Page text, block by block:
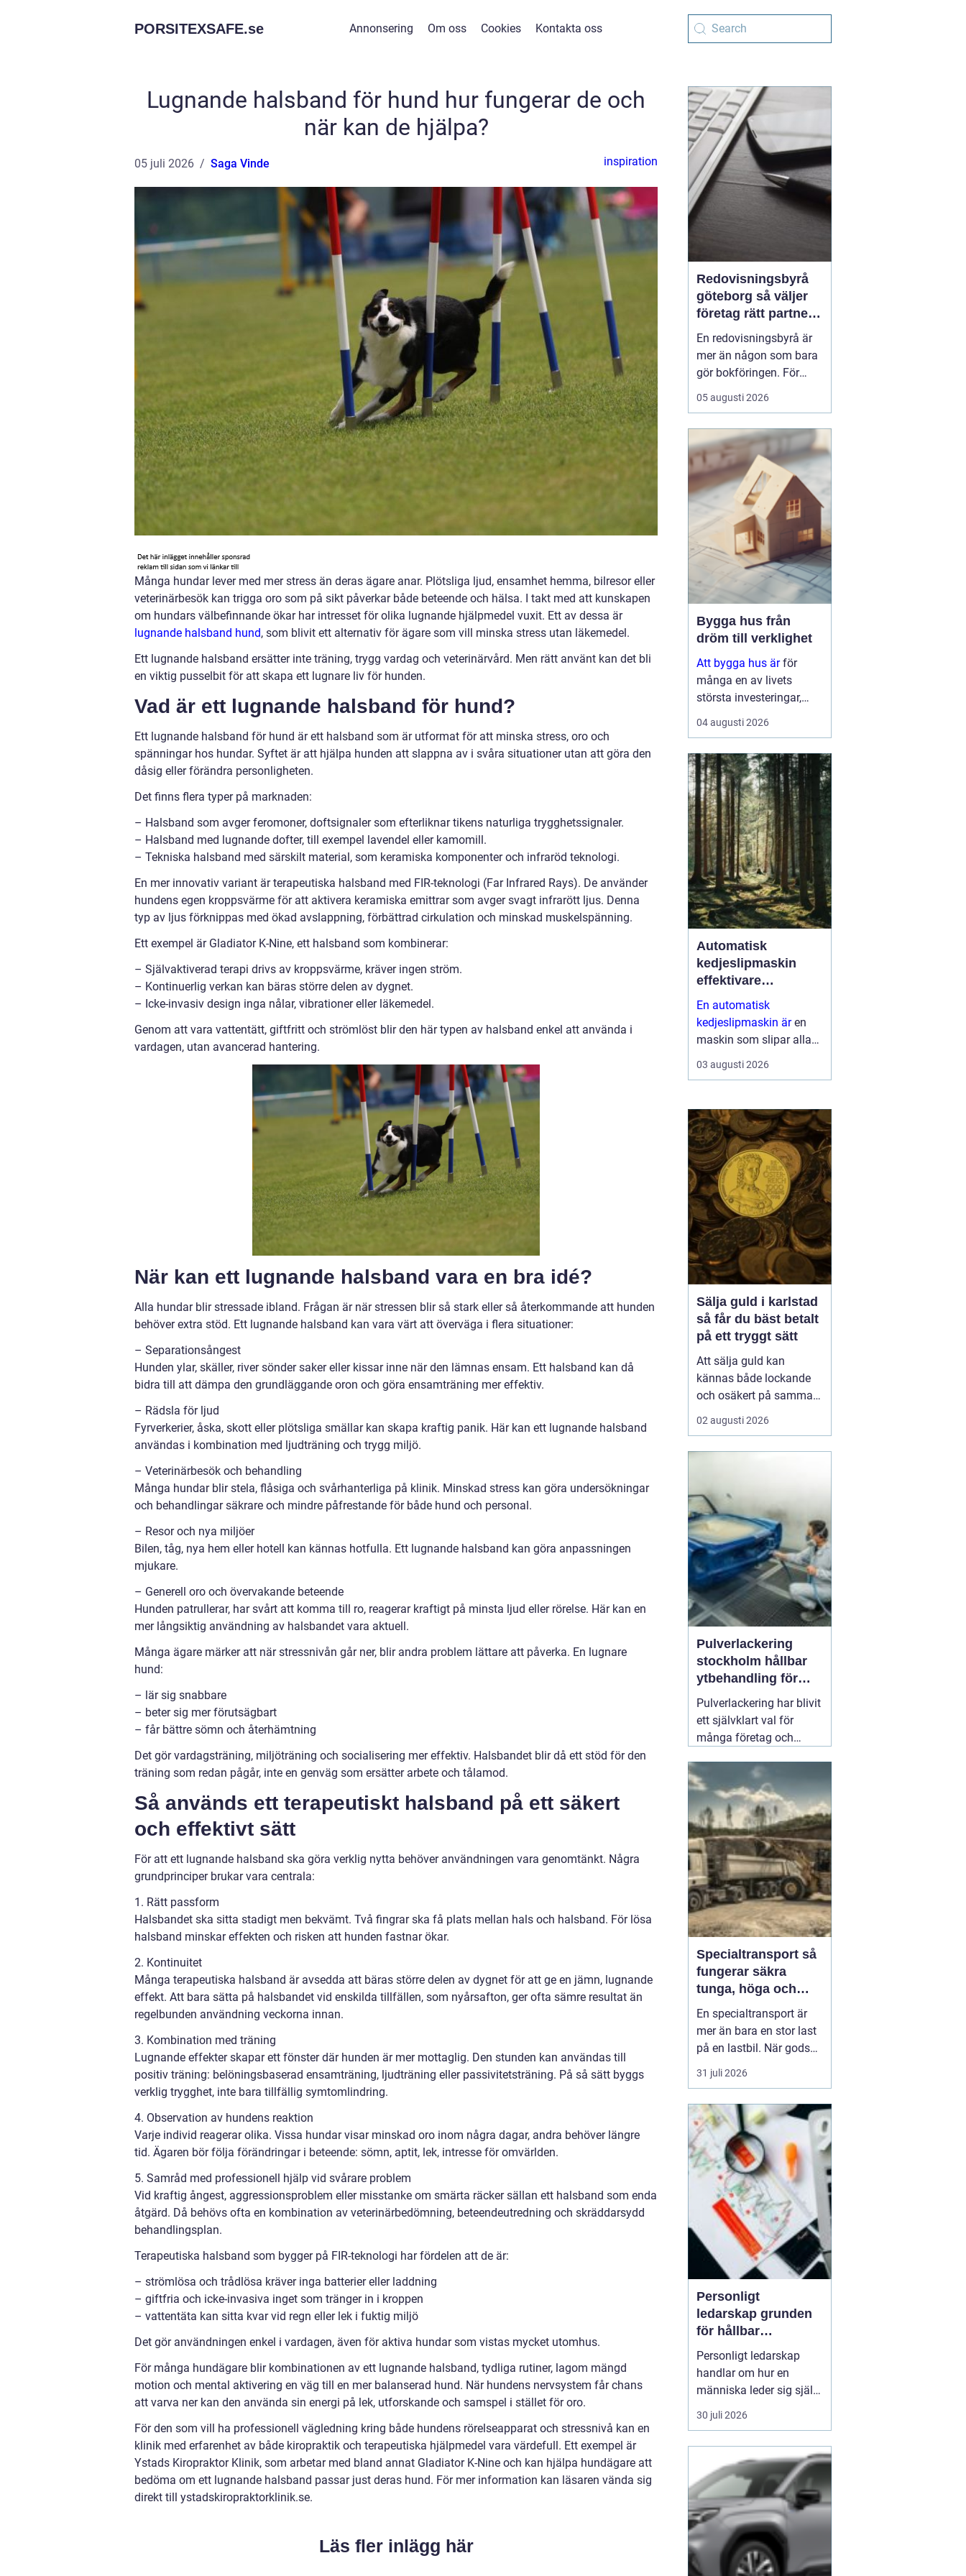
PORSITEXSAFE.se Annonsering Om oss Cookies Kontakta oss
Lugnande halsband för hund hur fungerar de och
när kan de hjälpa?
05 juli 2026 Saga Vinde inspiration
Många hundar lever med mer stress än deras ägare anar. Plötsliga ljud, ensamhet hemma, bilresor eller
veterinärbesök kan trigga oro som på sikt påverkar både beteende och hälsa. I takt med att kunskapen
om hundars välbefinnande ökar har intresset för olika lugnande hjälpmedel vuxit. Ett av dessa är
lugnande halsband hund, som blivit ett alternativ för ägare som vill minska stress utan läkemedel.
Ett lugnande halsband ersätter inte träning, trygg vardag och veterinärvård. Men rätt använt kan det bli
en viktig pusselbit för att skapa ett lugnare liv för hunden.
Vad är ett lugnande halsband för hund?
Ett lugnande halsband för hund är ett halsband som är utformat för att minska stress, oro och
spänningar hos hundar. Syftet är att hjälpa hunden att slappna av i svåra situationer utan att göra den
dåsig eller förändra personligheten.
Det finns flera typer på marknaden:
– Halsband som avger feromoner, doftsignaler som efterliknar tikens naturliga trygghetssignaler.
– Halsband med lugnande dofter, till exempel lavendel eller kamomill.
– Tekniska halsband med särskilt material, som keramiska komponenter och infraröd teknologi.
En mer innovativ variant är terapeutiska halsband med FIR-teknologi (Far Infrared Rays). De använder
hundens egen kroppsvärme för att aktivera keramiska emittrar som avger svagt infrarött ljus. Denna
typ av ljus förknippas med ökad avslappning, förbättrad cirkulation och minskad muskelspänning.
Ett exempel är Gladiator K-Nine, ett halsband som kombinerar:
– Självaktiverad terapi drivs av kroppsvärme, kräver ingen ström.
– Kontinuerlig verkan kan bäras större delen av dygnet.
– Icke-invasiv design inga nålar, vibrationer eller läkemedel.
Genom att vara vattentätt, giftfritt och strömlöst blir den här typen av halsband enkel att använda i
vardagen, utan avancerad hantering.
När kan ett lugnande halsband vara en bra idé?
Alla hundar blir stressade ibland. Frågan är när stressen blir så stark eller så återkommande att hunden
behöver extra stöd. Ett lugnande halsband kan vara värt att överväga i flera situationer:
– Separationsångest
Hunden ylar, skäller, river sönder saker eller kissar inne när den lämnas ensam. Ett halsband kan då
bidra till att dämpa den grundläggande oron och göra ensamträning mer effektiv.
– Rädsla för ljud
Fyrverkerier, åska, skott eller plötsliga smällar kan skapa kraftig panik. Här kan ett lugnande halsband
användas i kombination med ljudträning och trygg miljö.
– Veterinärbesök och behandling
Många hundar blir stela, flåsiga och svårhanterliga på klinik. Minskad stress kan göra undersökningar
och behandlingar säkrare och mindre påfrestande för både hund och personal.
– Resor och nya miljöer
Bilen, tåg, nya hem eller hotell kan kännas hotfulla. Ett lugnande halsband kan göra anpassningen
mjukare.
– Generell oro och övervakande beteende
Hunden patrullerar, har svårt att komma till ro, reagerar kraftigt på minsta ljud eller rörelse. Här kan en
mer långsiktig användning av halsbandet vara aktuell.
Många ägare märker att när stressnivån går ner, blir andra problem lättare att påverka. En lugnare
hund:
– lär sig snabbare
– beter sig mer förutsägbart
– får bättre sömn och återhämtning
Det gör vardagsträning, miljöträning och socialisering mer effektiv. Halsbandet blir då ett stöd för den
träning som redan pågår, inte en genväg som ersätter arbete och tålamod.
Så används ett terapeutiskt halsband på ett säkert
och effektivt sätt
För att ett lugnande halsband ska göra verklig nytta behöver användningen vara genomtänkt. Några
grundprinciper brukar vara centrala:
1. Rätt passform
Halsbandet ska sitta stadigt men bekvämt. Två fingrar ska få plats mellan hals och halsband. För lösa
halsband minskar effekten och risken att hunden fastnar ökar.
2. Kontinuitet
Många terapeutiska halsband är avsedda att bäras större delen av dygnet för att ge en jämn, lugnande
effekt. Att bara sätta på halsbandet vid enskilda tillfällen, som nyårsafton, ger ofta sämre resultat än
regelbunden användning veckorna innan.
3. Kombination med träning
Lugnande effekter skapar ett fönster där hunden är mer mottaglig. Den stunden kan användas till
positiv träning: belöningsbaserad ensamträning, ljudträning eller passivitetsträning. På så sätt byggs
verklig trygghet, inte bara tillfällig symtomlindring.
4. Observation av hundens reaktion
Varje individ reagerar olika. Vissa hundar visar minskad oro inom några dagar, andra behöver längre
tid. Ägaren bör följa förändringar i beteende: sömn, aptit, lek, intresse för omvärlden.
5. Samråd med professionell hjälp vid svårare problem
Vid kraftig ångest, aggressionsproblem eller misstanke om smärta räcker sällan ett halsband som enda
åtgärd. Då behövs ofta en kombination av veterinärbedömning, beteendeutredning och skräddarsydd
behandlingsplan.
Terapeutiska halsband som bygger på FIR-teknologi har fördelen att de är:
– strömlösa och trådlösa kräver inga batterier eller laddning
– giftfria och icke-invasiva inget som tränger in i kroppen
– vattentäta kan sitta kvar vid regn eller lek i fuktig miljö
Det gör användningen enkel i vardagen, även för aktiva hundar som vistas mycket utomhus.
För många hundägare blir kombinationen av ett lugnande halsband, tydliga rutiner, lagom mängd
motion och mental aktivering en väg till en mer balanserad hund. När hundens nervsystem får chans
att varva ner kan den använda sin energi på lek, utforskande och samspel i stället för oro.
För den som vill ha professionell vägledning kring både hundens rörelseapparat och stressnivå kan en
klinik med erfarenhet av både kiropraktik och terapeutiska hjälpmedel vara värdefull. Ett exempel är
Ystads Kiropraktor Klinik, som arbetar med bland annat Gladiator K-Nine och kan hjälpa hundägare att
bedöma om ett lugnande halsband passar just deras hund. För mer information kan läsaren vända sig
direkt till ystadskiropraktorklinik.se.
Läs fler inlägg här
Redovisningsbyrå
göteborg så väljer
företag rätt partner
för ekonomin
En redovisningsbyrå är
mer än någon som bara
gör bokföringen. För
många företag i
Göteborg blir byrån en
ekonomiavdelning, en
bollplank i vardagen och
ett skydd mot onödiga
risker. När lagar ändras,
bolaget växer eller tiden
inte räcker till, ...
05 augusti 2026
Bygga hus från
dröm till verklighet
Att bygga hus ärför
många en av livets
största investeringar,
både känslomässigt och
ekonomiskt. Samtidigt
tomt, planlösning,
material,
entreprenadform och
energilösnin...
04 augusti 2026
Automatisk
kedjeslipmaskin
effektivare
skogsarbete med
jämnare resultat
En automatisk
kedjeslipmaskin ären
maskin som slipar alla
tänder på en sågkedja
utan att användaren
för hand. Maskinen
matar själv fram kedjan,
ställer in v...
03 augusti 2026
Sälja guld i karlstad
så får du bäst betalt
på ett tryggt sätt
Att sälja guld kan
kännas både lockande
och osäkert på samma
gång. Många har gamla
smycken, arvegods eller
få ett bra pris och
samtidigt känna sig
trygg i affären. För den
som
02 augusti 2026
Pulverlackering
stockholm hållbar
ytbehandling för
industri och
privatpersoner
Pulverlackering har blivit
ett självklart val för
många företag och
kombinera lång
hållbarhet, snygg finish
och minskad
miljöpåverkan. I en stad
med hårt klimat, mycket
slitage och höga krav på
kvalitet01 augusti 2026
Specialtransport så
fungerar säkra
tunga, höga och
breda transporter
En specialtransport är
mer än bara en stor last
på en lastbil. När gods
blir för tungt, för högt
eller för brett för vanliga
dispens, noggrann
planering och väl
inarbetade rutiner. Rätt
utförd blir transporten
både säker, laglig ...
31 juli 2026
Personligt
ledarskap grunden
för hållbar
utveckling och
verklig förändring
Personligt ledarskap
handlar om hur en
människa leder sig själv
i vardagen: i beslut,
relationer, konflikter och
ledare har god självinsikt
och tränar på att vara
närvarande i nuet,
påverkar det direkt
kulturen, samarbetet och
res...
30 juli 2026